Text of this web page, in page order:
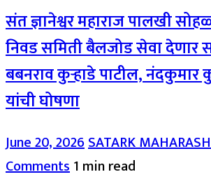
संत ज्ञानेश्वर महाराज पालखी
निवड समिती बैलजोड सेवा देणार
बबनराव कुऱ्हाडे पाटील, नंदकुमार
यांची घोषणा
June 20, 2026SATARK
Comments1 min read